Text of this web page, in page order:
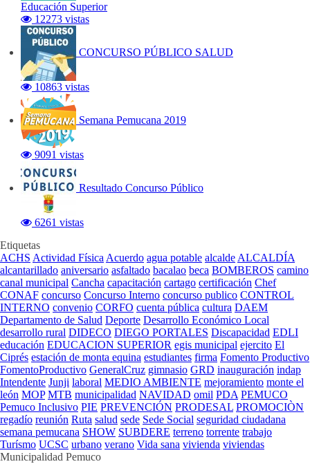
Educación Superior
12273 vistas
CONCURSO PÚBLICO SALUD
10863 vistas
Semana Pemucana 2019
9091 vistas
Resultado Concurso Público
6261 vistas
Etiquetas
ACHS Actividad FísicaAcuerdo agua potable alcaldeALCALDÍA
alcantarillado aniversario asfaltado bacalao beca BOMBEROS camino
canal municipal Cancha capacitación cartago certificación Chef
CONAF concurso Concurso Interno concurso publico CONTROL
INTERNO convenio CORFO cuenta pública cultura DAEM
Departamento de Salud Deporte Desarrollo Económico Local
desarrollo rural DIDECO DIEGO PORTALES Discapacidad EDLI
educación EDUCACION SUPERIOR egis municipal ejercito El
Ciprés estación de monta equina estudiantes firma Fomento Productivo
FomentoProductivo GeneralCruz gimnasio GRD inauguración indap
Intendente Junji laboral MEDIO AMBIENTE mejoramiento monte el
león MOP MTB municipalidad NAVIDAD omil PDA PEMUCO
Pemuco Inclusivo PIE PREVENCIÓN PRODESAL PROMOCIÒN
regadío reunión Ruta salud sede Sede Social seguridad ciudadana
semana pemucana SHOW SUBDERE terreno torrente trabajo
Turísmo UCSC urbano verano Vida sana vivienda viviendas
Municipalidad Pemuco